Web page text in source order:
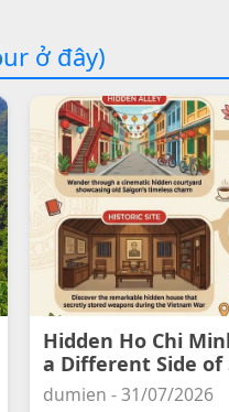
ở đây)
Hidden Ho Chi
a Different Side of
dumien - 31/07/2026